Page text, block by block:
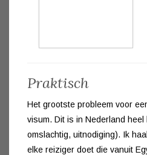
Praktisch
Het grootste probleem voor
visum. Dit is in Nederland
omslachtig, uitnodiging). Ik
elke reiziger doet die vanuit